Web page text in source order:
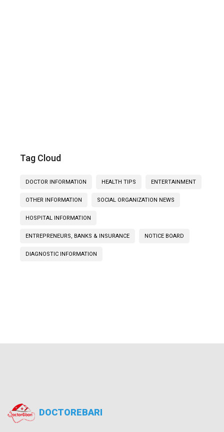
Tag Cloud
DOCTOR INFORMATION HEALTH TIPS ENTERTAINMENT
OTHER INFORMATION SOCIAL ORGANIZATION NEWS
HOSPITAL INFORMATION
ENTREPRENEURS, BANKS & INSURANCE NOTICE BOARD
DIAGNOSTIC INFORMATION
DOCTOREBARI